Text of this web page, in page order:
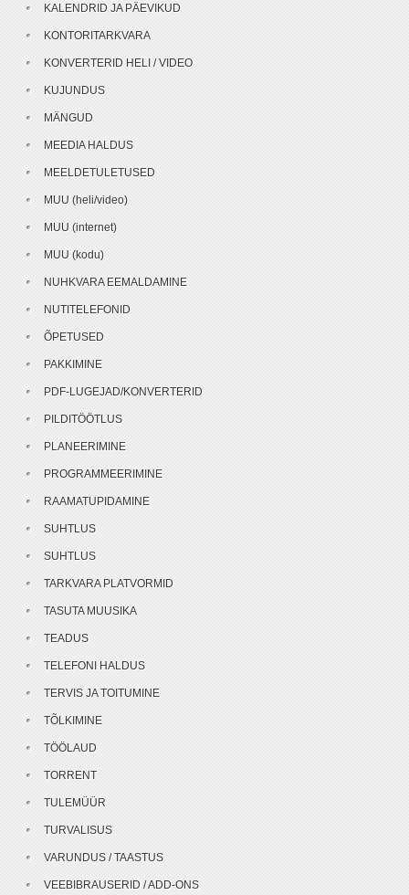
KALENDRID JA PÄEVIKUD
KONTORITARKVARA
KONVERTERID HELI / VIDEO
KUJUNDUS
MÄNGUD
MEEDIA HALDUS
MEELDETULETUSED
MUU (heli/video)
MUU (internet)
MUU (kodu)
NUHKVARA EEMALDAMINE
NUTITELEFONID
ÕPETUSED
PAKKIMINE
PDF-LUGEJAD/KONVERTERID
PILDITÖÖTLUS
PLANEERIMINE
PROGRAMMEERIMINE
RAAMATUPIDAMINE
SUHTLUS
SUHTLUS
TARKVARA PLATVORMID
TASUTA MUUSIKA
TEADUS
TELEFONI HALDUS
TERVIS JA TOITUMINE
TÕLKIMINE
TÖÖLAUD
TORRENT
TULEMÜÜR
TURVALISUS
VARUNDUS / TAASTUS
VEEBIBRAUSERID / ADD-ONS